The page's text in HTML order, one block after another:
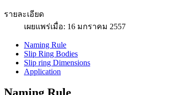
รายละเอียด
เผยแพร่เมื่อ: 16 มกราคม 2557
Naming Rule
Slip Ring Bodies
Slip ring Dimensions
Application
Naming Rule